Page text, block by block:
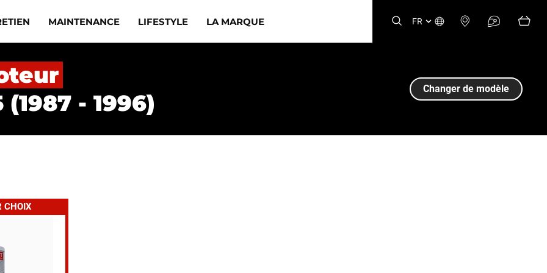
MAINTENANCE LIFESTYLE LA MARQUE FR
- 1996)
Changer de modèle
CHOIX